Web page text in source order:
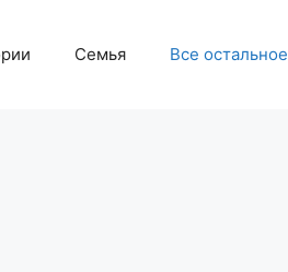
Семья Все остальное